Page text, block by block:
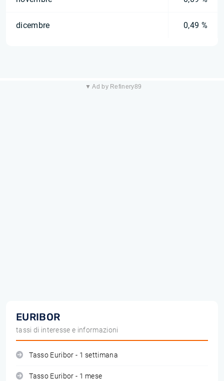
dicembre 0,49 %
▼ Ad by Refinery89
EURIBOR
tassi di interesse e informazioni
Tasso Euribor - 1 settimana
Tasso Euribor - 1 mese